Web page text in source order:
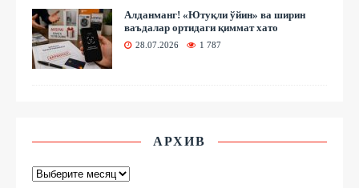
Алданманг! «Ютуқли ўйин» ва ширин
ваъдалар ортидаги қиммат хато
28.07.2026 1 787
АРХИВ